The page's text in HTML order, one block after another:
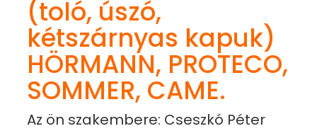
(toló, úszó,
kétszárnyas kapuk)
HÖRMANN, PROTECO,
SOMMER, CAME.
Az ön szakembere: Cseszkó Péter